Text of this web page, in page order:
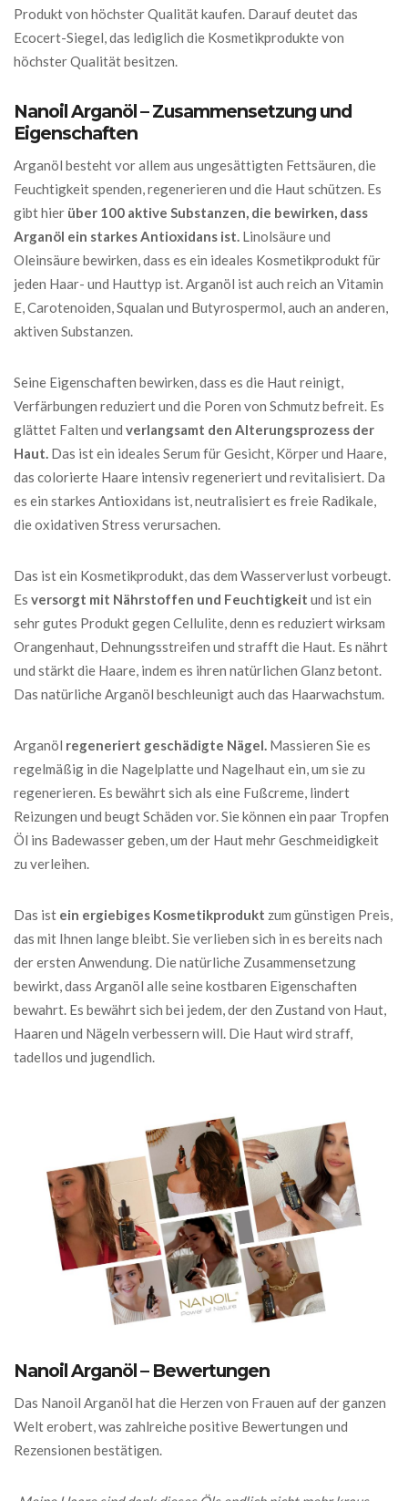
Produkt von höchster Qualität kaufen. Darauf deutet das
Ecocert-Siegel, das lediglich die Kosmetikprodukte von
höchster Qualität besitzen.
Nanoil Arganöl – Zusammensetzung und
Eigenschaften
Arganöl besteht vor allem aus ungesättigten Fettsäuren, die
Feuchtigkeit spenden, regenerieren und die Haut schützen. Es
gibt hier über 100 aktive Substanzen, die bewirken, dass
Arganöl ein starkes Antioxidans ist. Linolsäure und
Oleinsäure bewirken, dass es ein ideales Kosmetikprodukt für
jeden Haar- und Hauttyp ist. Arganöl ist auch reich an Vitamin
E, Carotenoiden, Squalan und Butyrospermol, auch an anderen,
aktiven Substanzen.
Seine Eigenschaften bewirken, dass es die Haut reinigt,
Verfärbungen reduziert und die Poren von Schmutz befreit. Es
glättet Falten und verlangsamt den Alterungsprozess der
Haut. Das ist ein ideales Serum für Gesicht, Körper und Haare,
das colorierte Haare intensiv regeneriert und revitalisiert. Da
es ein starkes Antioxidans ist, neutralisiert es freie Radikale,
die oxidativen Stress verursachen.
Das ist ein Kosmetikprodukt, das dem Wasserverlust vorbeugt.
Es versorgt mit Nährstoffen und Feuchtigkeit und ist ein
sehr gutes Produkt gegen Cellulite, denn es reduziert wirksam
Orangenhaut, Dehnungsstreifen und strafft die Haut. Es nährt
und stärkt die Haare, indem es ihren natürlichen Glanz betont.
Das natürliche Arganöl beschleunigt auch das Haarwachstum.
Arganöl regeneriert geschädigte Nägel. Massieren Sie es
regelmäßig in die Nagelplatte und Nagelhaut ein, um sie zu
regenerieren. Es bewährt sich als eine Fußcreme, lindert
Reizungen und beugt Schäden vor. Sie können ein paar Tropfen
Öl ins Badewasser geben, um der Haut mehr Geschmeidigkeit
zu verleihen.
Das ist ein ergiebiges Kosmetikprodukt zum günstigen Preis,
das mit Ihnen lange bleibt. Sie verlieben sich in es bereits nach
der ersten Anwendung. Die natürliche Zusammensetzung
bewirkt, dass Arganöl alle seine kostbaren Eigenschaften
bewahrt. Es bewährt sich bei jedem, der den Zustand von Haut,
Haaren und Nägeln verbessern will. Die Haut wird straff,
tadellos und jugendlich.
Nanoil Arganöl – Bewertungen
Das Nanoil Arganöl hat die Herzen von Frauen auf der ganzen
Welt erobert, was zahlreiche positive Bewertungen und
Rezensionen bestätigen.